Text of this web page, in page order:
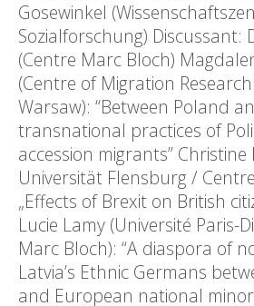
Gosewinkel
Sozialforschung) Discussant:
(Centre Marc Bloch)
(Centre of Migration
Warsaw): “Between Poland
transnational practices of
accession migrants”
Universität Flensburg /
„Effects of Brexit on British
Lucie Lamy (Université Paris-
Marc Bloch): “A diaspora of
Latvia’s Ethnic Germans
and European national